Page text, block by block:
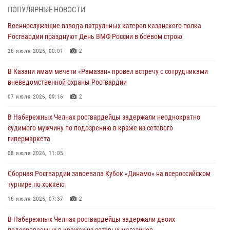
Татарстанские росгвардейцы завоевали «бронзу» в окружном этапе
24 июля 2026, 15:05 4
В казанском полку Росгвардии состоялся концерт певицы Кристины
В Нижнекамске сотрудники Росгвардии задержали подозреваемого
23 июля 2026, 06:47
В Казани Росгвардия приняла участие в обеспечении безопасности
крестного хода и освящения храма
ПОПУЛЯРНЫЕ НОВОСТИ
Военнослужащие взвода патрульных катеров казанского полка
Росгвардии празднуют День ВМФ России в боевом строю
26 июля 2026, 00:01 2
В Казани имам мечети «Рамазан» провел встречу с сотрудниками
вневедомственной охраны Росгвардии
07 июля 2026, 09:16 2
В Набережных Челнах росгвардейцы задержали неоднократно
судимого мужчину по подозрению в краже из сетевого
гипермаркета
08 июля 2026, 11:05
Сборная Росгвардии завоевала Кубок «Динамо» на всероссийском
турнире по хоккею
16 июля 2026, 07:37 2
В Набережных Челнах росгвардейцы задержали двоих